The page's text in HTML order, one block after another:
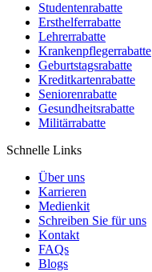
Studentenrabatte
Ersthelferrabatte
Lehrerrabatte
Krankenpflegerrabatte
Geburtstagsrabatte
Kreditkartenrabatte
Seniorenrabatte
Gesundheitsrabatte
Militärrabatte
Schnelle Links
Über uns
Karrieren
Medienkit
Schreiben Sie für uns
Kontakt
FAQs
Blogs